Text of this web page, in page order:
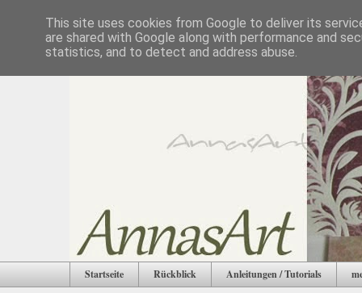
Startseite Rückblick Anleitungen / Tutorials
This site uses cookies from Google to deliver its
are shared with Google along with performance and
statistics, and to detect and address abuse.